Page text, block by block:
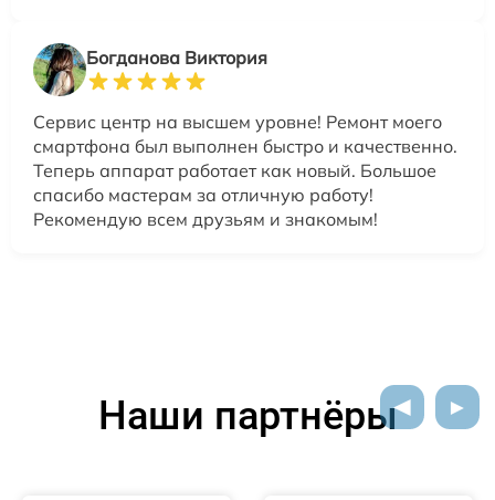
Богданова Виктория
Сервис центр на высшем уровне! Ремонт моего
смартфона был выполнен быстро и качественно.
Теперь аппарат работает как новый. Большое
спасибо мастерам за отличную работу!
Рекомендую всем друзьям и знакомым!
Наши партнёры